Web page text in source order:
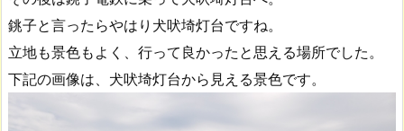
銚子と言ったらやはり犬吠埼灯台ですね。
立地も景色もよく、行って良かったと思える場所でした。
下記の画像は、犬吠埼灯台から見える景色です。